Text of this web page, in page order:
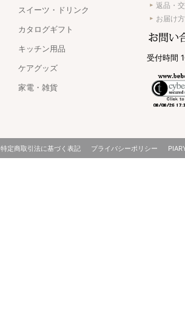
スイーツ・ドリンク
カタログギフト
キッチン用品
ケアグッズ
家電・雑貨
返品・
お届け
受付時間
特定商取引法に基づく表記 プライバシーポリシー